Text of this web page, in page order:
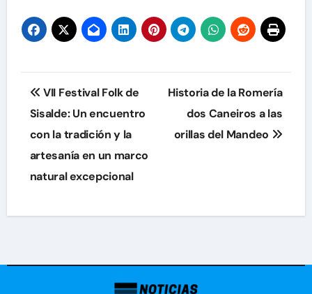
Navegación
de
entradas
VII Festival Folk de
Sisalde: Un encuentro
con la tradición y la
artesanía en un marco
natural excepcional
Historia de la Romería
dos Caneiros a las
orillas del Mandeo